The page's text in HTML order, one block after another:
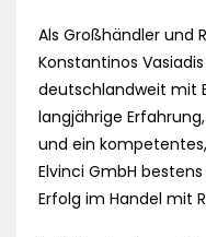
Als Großhändler und
Konstantinos
deutschlandweit mit
langjährige
und ein
Elvinci GmbH
Erfolg im Handel mit